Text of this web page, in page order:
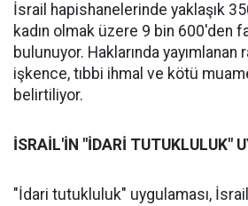
İsrail hapishanelerinde yaklaşık
kadın olmak üzere 9 bin 600'den
bulunuyor. Haklarında
işkence, tıbbi ihmal ve kötü
belirtiliyor.
İSRAİL'İN "İDARİ TUTUKLULUK"
"İdari tutukluluk" uygulaması,